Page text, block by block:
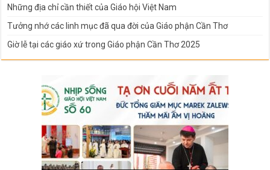
Những địa chỉ cần thiết của Giáo hội Việt Nam
Tưởng nhớ các linh mục đã qua đời của Giáo phận Cần Thơ
Giờ lễ tại các giáo xứ trong Giáo phận Cần Thơ 2025